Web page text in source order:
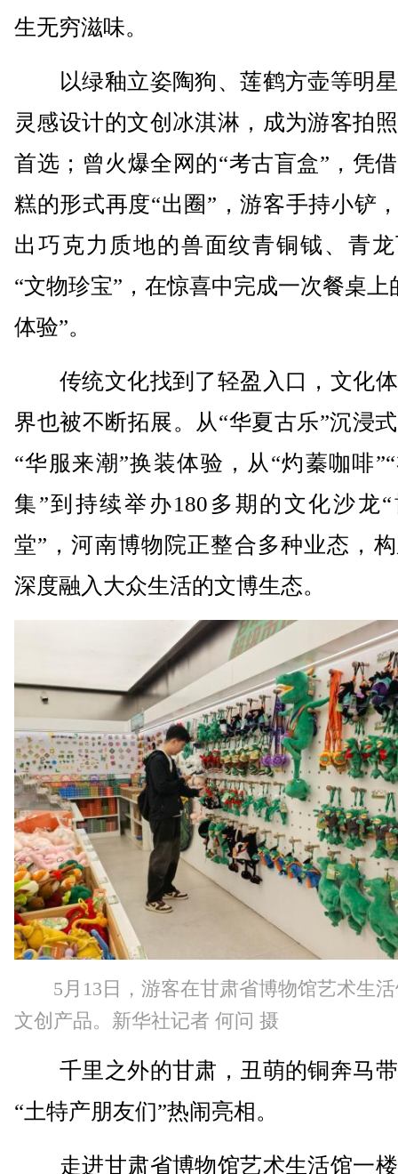
生无穷滋味。
以绿釉立姿陶狗、莲鹤方壶等明
灵感设计的文创冰淇淋，成为游客拍
首选；曾火爆全网的“考古盲盒”，凭
糕的形式再度“出圈”，游客手持小铲
出巧克力质地的兽面纹青铜钺、青
“文物珍宝”，在惊喜中完成一次餐桌上
体验”。
传统文化找到了轻盈入口，文化
界也被不断拓展。从“华夏古乐”沉浸
“华服来潮”换装体验，从“灼蓁咖啡
集”到持续举办180多期的文化沙龙
堂”，河南博物院正整合多种业态，
深度融入大众生活的文博生态。
5月13日，游客在甘肃省博物馆艺术生
文创产品。新华社记者 何问 摄
千里之外的甘肃，丑萌的铜奔马
“土特产朋友们”热闹亮相。
走进甘肃省博物馆艺术生活馆一